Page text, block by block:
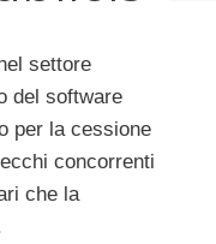
settore
del software
per la cessione
concorrenti
che la